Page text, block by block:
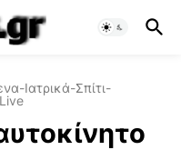
Ιατρικά-Σπίτι-